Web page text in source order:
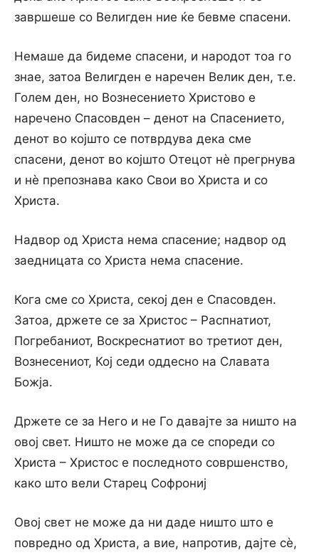
завршеше со Велигден ние ќе бевме спасени.
Немаше да бидеме спасени, и народот тоа го
знае, затоа Велигден е наречен Велик ден, т.е.
Голем ден, но Вознесението Христово е
наречено Спасовден – денот на Спасението,
денот во којшто се потврдува дека сме
спасени, денот во којшто Отецот нè прегрнува
и нè препознава како Свои во Христа и со
Христа.
Надвор од Христа нема спасение; надвор од
заедницата со Христа нема спасение.
Кога сме со Христа, секој ден е Спасовден.
Затоа, држете се за Христос – Распнатиот,
Погребаниот, Воскреснатиот во третиот ден,
Вознесениот, Кој седи оддесно на Славата
Божја.
Држете се за Него и не Го давајте за ништо на
овој свет. Ништо не може да се спореди со
Христа – Христос е последното совршенство,
како што вели Старец Софрониј
Овој свет не може да ни даде ништо што е
повредно од Христа, а вие, напротив, дајте сѐ,